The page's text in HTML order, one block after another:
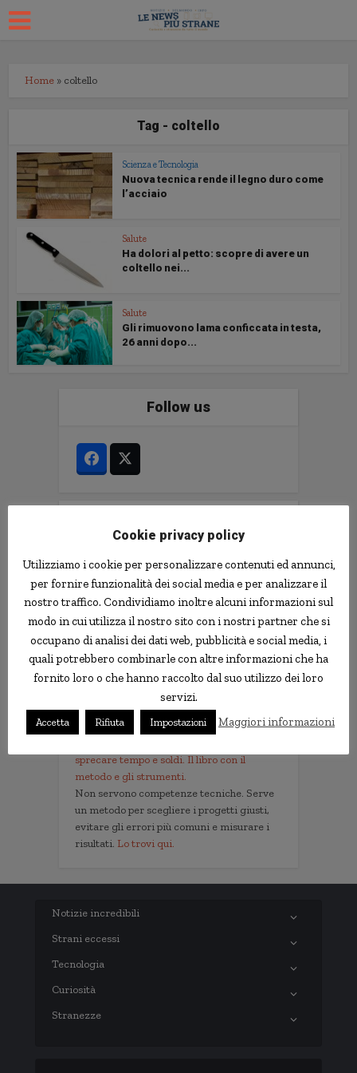
Home » coltello
Tag - coltello
Scienza e Tecnologia
Nuova tecnica rende il legno duro come
l’acciaio
Salute
Ha dolori al petto: scopre di avere un
coltello nei...
Salute
Gli rimuovono lama conficcata in testa,
26 anni dopo...
Follow us
notizie.delmondo.info è il blog che dal 2003
vi racconta le notizie più incredibili, strane,
curiose e divertenti: fatti imbarazzanti,
scientifiche decisamente insolite.
Informativa Privacy
Contatti
sprecare tempo e soldi. Il libro con il
metodo e gli strumenti.
Non servono competenze tecniche. Serve
un metodo per scegliere i progetti giusti,
evitare gli errori più comuni e misurare i
risultati. Lo trovi qui.
Notizie incredibili
Strani eccessi
Tecnologia
Curiosità
Stranezze
Cookie privacy policy
Utilizziamo i cookie per personalizzare contenuti ed annunci,
per fornire funzionalità dei social media e per analizzare il
nostro traffico. Condividiamo inoltre alcuni informazioni sul
modo in cui utilizza il nostro sito con i nostri partner che si
occupano di analisi dei dati web, pubblicità e social media, i
quali potrebbero combinarle con altre informazioni che ha
fornito loro o che hanno raccolto dal suo utilizzo dei loro
servizi.
Accetta Rifiuta Impostazioni Maggiori informazioni